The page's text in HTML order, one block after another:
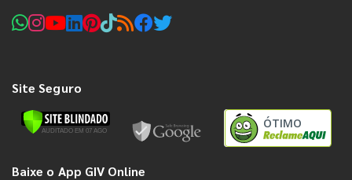
Site Seguro
ÓTIMO
Baixe o App GIV Online